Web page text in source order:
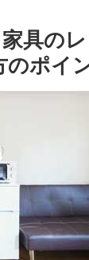
具の
ポイ